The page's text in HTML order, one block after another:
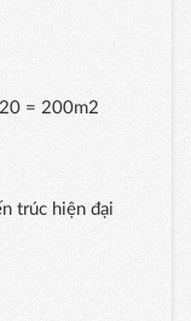
= 200m2
trúc hiện đại